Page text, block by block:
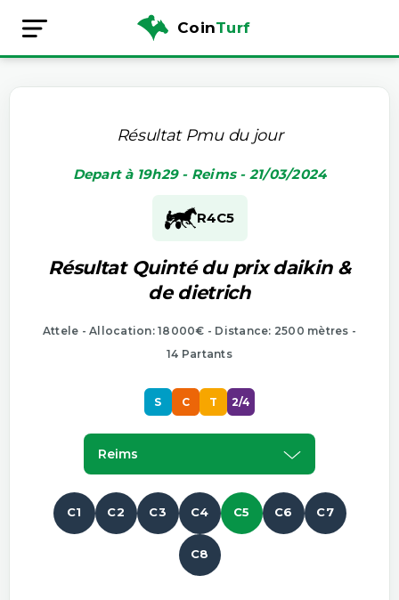
CoinTurf
Résultat Pmu du jour
Depart à 19h29 - Reims - 21/03/2024
R4C5
Résultat Quinté du prix daikin &
de dietrich
Attele - Allocation: 18000€ - Distance: 2500 mètres -
14 Partants
S C T 2/4
Reims
C1 C2 C3 C4 C5 C6 C7
C8